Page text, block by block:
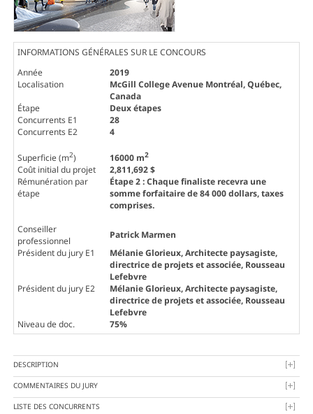
INFORMATIONS GÉNÉRALES SUR LE CONCOURS
Année
2019
Localisation
McGill College Avenue Montréal, Québec,
Canada
Étape
Deux étapes
Concurrents E1
28
Concurrents E2
4
Superficie (m2) 16000 m2
Coût initial du projet
2,811,692 $
Rémunération par
étape
Étape 2 : Chaque finaliste recevra une
somme forfaitaire de 84 000 dollars, taxes
comprises.
Conseiller
professionnel
Patrick Marmen
Président du jury E1
Mélanie Glorieux, Architecte paysagiste,
directrice de projets et associée, Rousseau
Lefebvre
Président du jury E2
Mélanie Glorieux, Architecte paysagiste,
directrice de projets et associée, Rousseau
Lefebvre
Niveau de doc.
75%
DESCRIPTION
COMMENTAIRES DU JURY
LISTE DES CONCURRENTS